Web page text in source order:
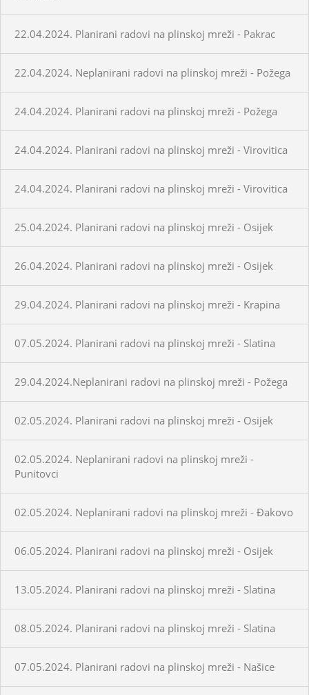
22.04.2024. Planirani radovi na plinskoj mreži - Pakrac
22.04.2024. Neplanirani radovi na plinskoj mreži - Požega
24.04.2024. Planirani radovi na plinskoj mreži - Požega
24.04.2024. Planirani radovi na plinskoj mreži - Virovitica
24.04.2024. Planirani radovi na plinskoj mreži - Virovitica
25.04.2024. Planirani radovi na plinskoj mreži - Osijek
26.04.2024. Planirani radovi na plinskoj mreži - Osijek
29.04.2024. Planirani radovi na plinskoj mreži - Krapina
07.05.2024. Planirani radovi na plinskoj mreži - Slatina
29.04.2024.Neplanirani radovi na plinskoj mreži - Požega
02.05.2024. Planirani radovi na plinskoj mreži - Osijek
02.05.2024. Neplanirani radovi na plinskoj mreži -
Punitovci
02.05.2024. Neplanirani radovi na plinskoj mreži - Đakovo
06.05.2024. Planirani radovi na plinskoj mreži - Osijek
13.05.2024. Planirani radovi na plinskoj mreži - Slatina
08.05.2024. Planirani radovi na plinskoj mreži - Slatina
07.05.2024. Planirani radovi na plinskoj mreži - Našice